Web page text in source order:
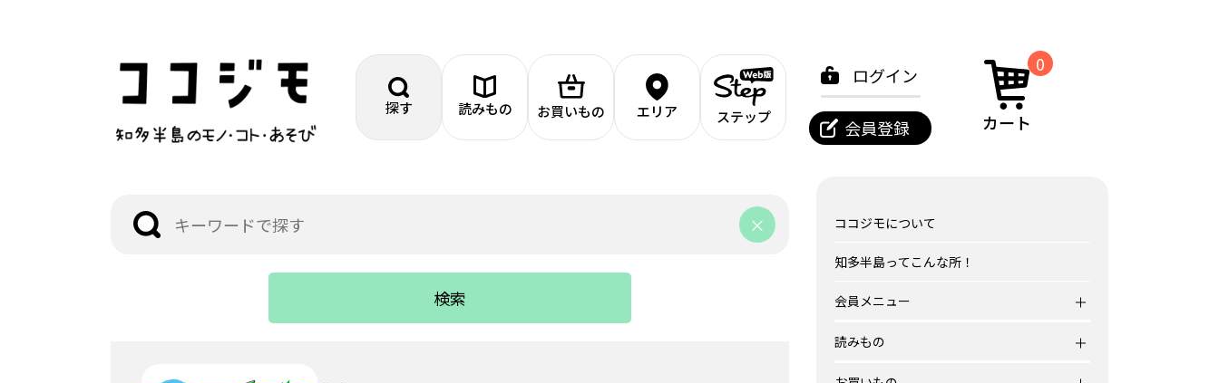
ログイン
会員登録
0
カート
探す 読みもの お買いもの エリア ステップ
検索
ココジモについて
知多半島ってこんな所！
会員メニュー
読みもの